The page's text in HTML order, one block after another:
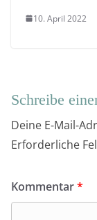
10. April 2022
Schreibe
Deine E-Mail-
Erforderliche
Kommentar*